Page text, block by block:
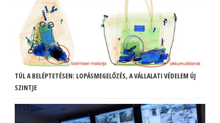
TÚL A BELÉPTETÉSEN: LOPÁSMEGELŐZÉS, A VÁLLALATI VÉDELEM ÚJ
SZINTJE